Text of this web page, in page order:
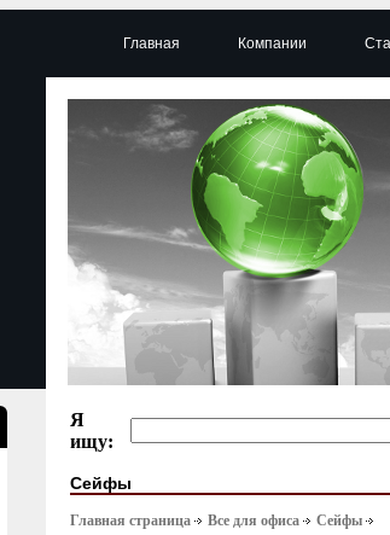
Главная Компании
Я
ищу:
Сейфы
Главная страница Все для офиса Сейфы